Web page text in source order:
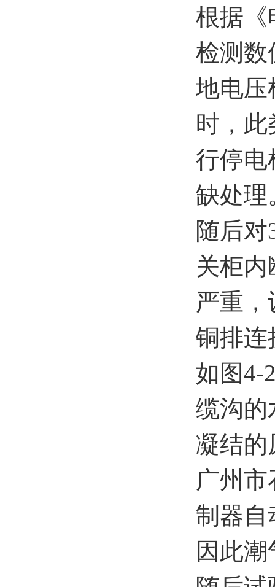
根据《
检测数
地电压
时，
行停电
缺处理
随后
关柜
严重
铜排连
如图4-
缆沟的
凝结的
广州
制器自
因此